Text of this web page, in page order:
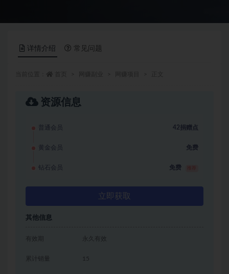
详情介绍 常见问题
资源信息
普通会员 42捐赠点
黄金会员 免费
钻石会员 免费
立即获取
其他信息
有效期 永久有效
累计销量 15